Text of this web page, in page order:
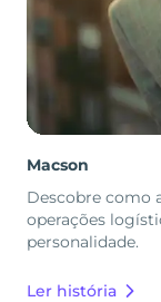
Macson
Descobre como
operações
personalidade.
Ler história